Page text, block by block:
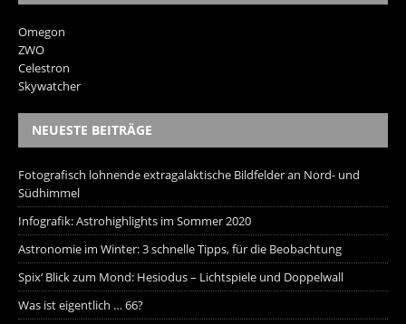
Omegon
ZWO
Celestron
Skywatcher
NEUESTE BEITRÄGE
Fotografisch lohnende extragalaktische Bildfelder an Nord- und
Südhimmel
Infografik: Astrohighlights im Sommer 2020
Astronomie im Winter: 3 schnelle Tipps, für die Beobachtung
Spix‘ Blick zum Mond: Hesiodus – Lichtspiele und Doppelwall
Was ist eigentlich … 66?